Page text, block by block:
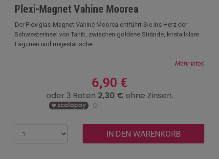
Plexi-Magnet Vahine Moorea
Der Plexiglas-Magnet Vahiné Moorea entführt Sie ins Herz der
Schwesterinsel von Tahiti, zwischen goldene Strände, kristallklare
Lagunen und majestätische ...
Mehr Infos
6,90 €
IN DEN WARENKORB